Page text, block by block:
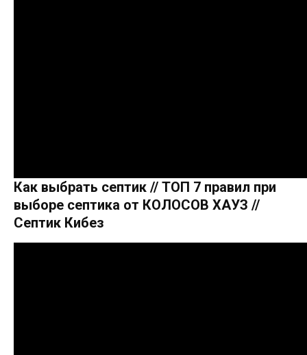
Как выбрать септик // ТОП 7 правил при
выборе септика от КОЛОСОВ ХАУЗ //
Септик Кибез